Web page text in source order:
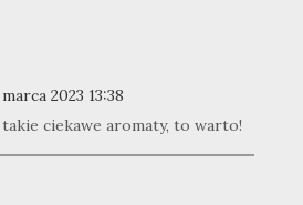
2023 13:38
ciekawe aromaty, to warto!